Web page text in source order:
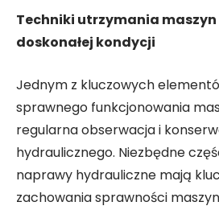
Techniki utrzymania maszyn
doskonałej kondycji
Jednym z kluczowych
sprawnego funkcjonowania
regularna obserwacja i
hydraulicznego. Niezbędne
naprawy hydrauliczne mają
zachowania sprawności